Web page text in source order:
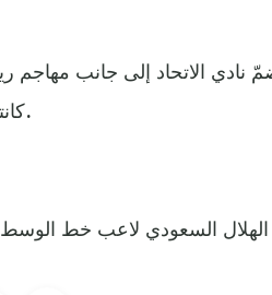
نادي الاتحاد إلى جانب
كانتي والمهاجم البرتغالي جوتا من نادي سيلتيك الاسكتلندي.
السعودي لاعب خط الوسط